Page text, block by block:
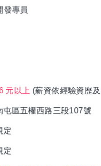
發專員
元以上 (薪資依經驗資歷
屯區五權西路三段107號
定
定